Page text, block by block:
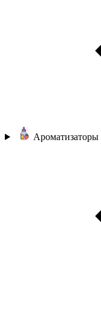
Ароматизаторы